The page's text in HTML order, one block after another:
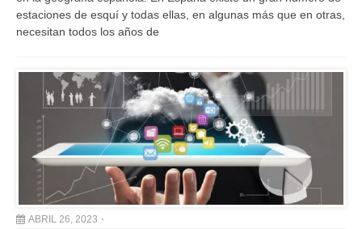
estaciones de esquí y todas ellas, en algunas más que en otras,
necesitan todos los años de
ABRIL 26, 2023